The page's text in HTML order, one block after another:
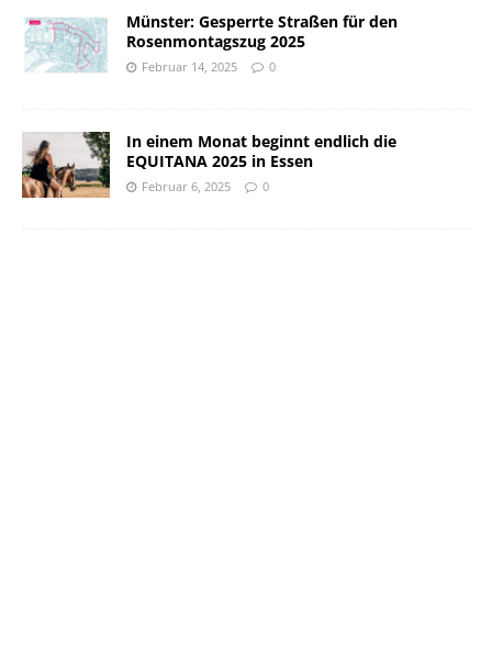
Münster: Gesperrte Straßen für den
Rosenmontagszug 2025
Februar 14, 2025 0
In einem Monat beginnt endlich die
EQUITANA 2025 in Essen
Februar 6, 2025 0